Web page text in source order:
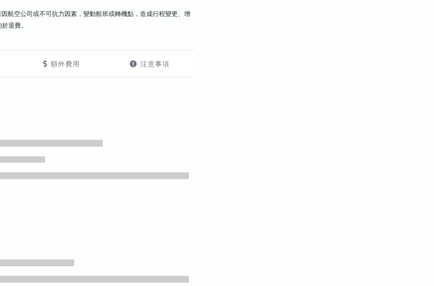
航空公司或不可抗力因素，變動航班或轉機點，造成行程變更、增
退費。
額外費用 注意事項